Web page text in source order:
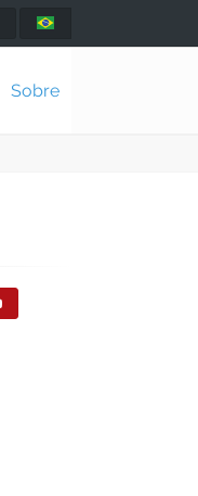
Sobre